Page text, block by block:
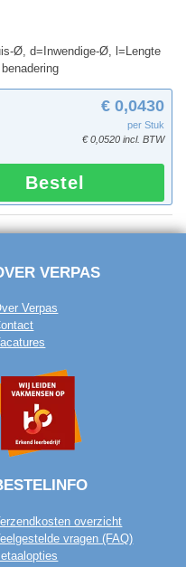
Ø, d=Inwendige-Ø, l=Lengte
€ 0,0430
per Stuk
€ 0,0520 incl. BTW
Bestel
VERPAS
Verpas
overzicht
vragen (FAQ)